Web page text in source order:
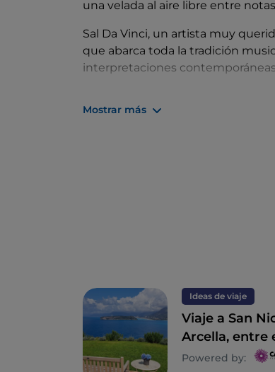
una velada al aire libre entre
Sal Da Vinci, un artista muy
que abarca toda la tradición
interpretaciones
enriquecer la oferta cultural de
Mostrar más
Ideas de viaje
Viaje a San
Arcella, entre
pueblo y el
Powered by: